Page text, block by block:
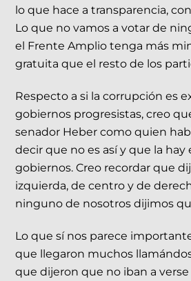
lo que hace a transparencia,
Lo que no vamos a votar de
el Frente Amplio tenga más
gratuita que el resto de los
Respecto a si la corrupción es
gobiernos progresistas, creo
senador Heber como quien
decir que no es así y que la hay
gobiernos. Creo recordar que
izquierda, de centro y de
ninguno de nosotros dijimos
Lo que sí nos parece
que llegaron muchos
que dijeron que no iban a